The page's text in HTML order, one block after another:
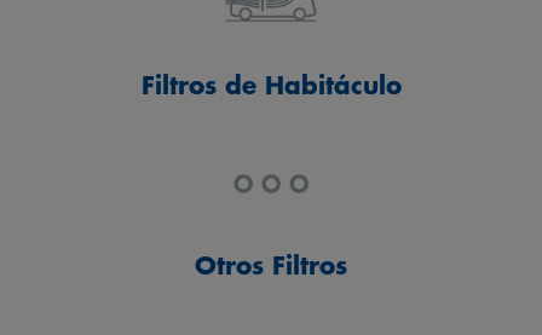
Filtros de Habitáculo
Otros Filtros